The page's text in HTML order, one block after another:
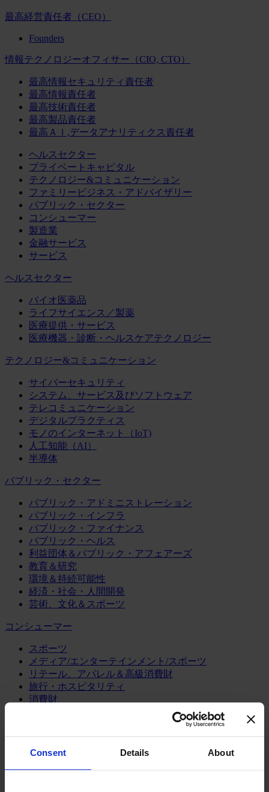
Consent Details About
最高経営責任者（CEO）
Founders
情報テクノロジーオフィサー（CIO, CTO）
最高情報セキュリティ責任者
最高情報責任者
最高技術責任者
最高製品責任者
最高ＡＩ,データアナリティクス責任者
ヘルスセクター
プライベートキャピタル
テクノロジー&コミュニケーション
ファミリービジネス・アドバイザリー
パブリック・セクター
コンシューマー
製造業
金融サービス
サービス
ヘルスセクター
バイオ医薬品
ライフサイエンス／製薬
医療提供・サービス
医療機器・診断・ヘルスケアテクノロジー
テクノロジー&コミュニケーション
サイバーセキュリティ
システム、サービス及びソフトウェア
テレコミュニケーション
デジタルプラクティス
モノのインターネット（IoT)
人工知能（AI）
半導体
パブリック・セクター
パブリック・アドミニストレーション
パブリック・インフラ
パブリック・ファイナンス
パブリック・ヘルス
利益団体＆パブリック・アフェアーズ
教育＆研究
環境＆持続可能性
経済・社会・人間開発
芸術、文化＆スポーツ
コンシューマー
スポーツ
メディア/エンターテインメント/スポーツ
リテール、アパレル＆高級消費財
旅行・ホスピタリティ
消費財
化学・プロセス産業
機械・産業テクノロジー